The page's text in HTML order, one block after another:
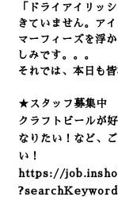
「ドライアイリッ
きていません。ア
マーフィーズを浮
しみです。。。
それでは、本日も
★スタッフ募集中
クラフトビールが
なりたい！など、
い！
https://